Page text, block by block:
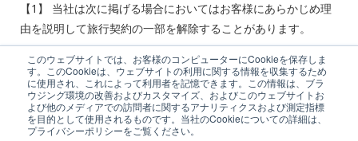
このウェブサイトでは、お客様のコンピューターにCookieを保存しま
す。このCookieは、ウェブサイトの利用に関する情報を収集するため
に使用され、これによって利用者を記憶できます。この情報は、ブラ
ウジング環境の改善およびカスタマイズ、およびこのウェブサイトお
よび他のメディアでの訪問者に関するアナリティクスおよび測定指標
を目的として使用されるものです。当社のCookieについての詳細は、
プライバシーポリシーをご覧ください。
【1 】 当社は次に掲げる場合においてはお客様にあらかじめ理
由を説明して旅行契約の一部を解除することがあります。
ａ．お客様が病気、必要な介助者の不在その他の事由により、
旅行の継続に耐えられないと認められるとき。
ｂ．お客様が第4 項の(3)から(5)までのいずれかに該当すること